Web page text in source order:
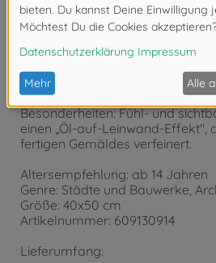
Produktdetails
Besonderheiten: Fühl- und
einen „Öl-auf-Leinwand-Effekt",
fertigen Gemäldes verfeinert.
Altersempfehlung: ab 14 Jahren
Genre: Städte und Bauwerke,
Größe: 40x50 cm
Artikelnummer: 609130914
Lieferumfang: